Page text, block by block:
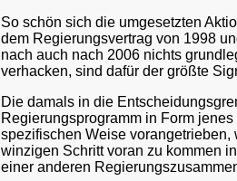
So schön sich die umgesetzten
dem Regierungsvertrag von 1998
nach auch nach 2006 nichts
verhacken, sind dafür der größte
Die damals in die
Regierungsprogramm in Form
spezifischen Weise
winzigen Schritt voran zu kommen
einer anderen